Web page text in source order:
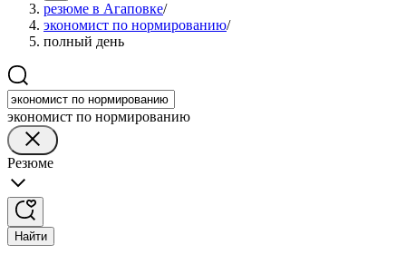
резюме в Агаповке/
экономист по нормированию/
полный день
экономист по нормированию
Резюме
Найти